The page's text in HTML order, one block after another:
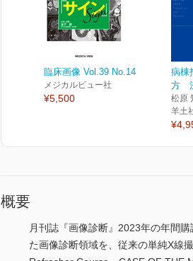
臨床画像 Vol.39 No.14
メジカルビュー社
¥5,500
病棟
方
松原
羊土
概要
月刊誌『画像診断』2023年の年間
た画像診断領域を、従来の単純X線